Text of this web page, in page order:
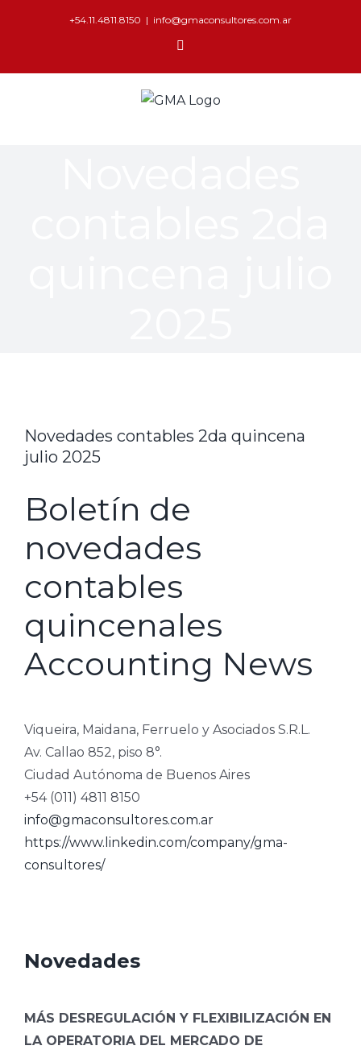
+54.11.4811.8150 | info@gmaconsultores.com.ar
Novedades contables 2da quincena
julio 2025
Boletín de
novedades
contables
quincenales
Accounting News
Viqueira, Maidana, Ferruelo y Asociados S.R.L.
Av. Callao 852, piso 8°.
Ciudad Autónoma de Buenos Aires
+54 (011) 4811 8150
info@gmaconsultores.com.ar
https://www.linkedin.com/company/gma-
consultores/
Novedades
MÁS DESREGULACIÓN Y FLEXIBILIZACIÓN EN
LA OPERATORIA DEL MERCADO DE